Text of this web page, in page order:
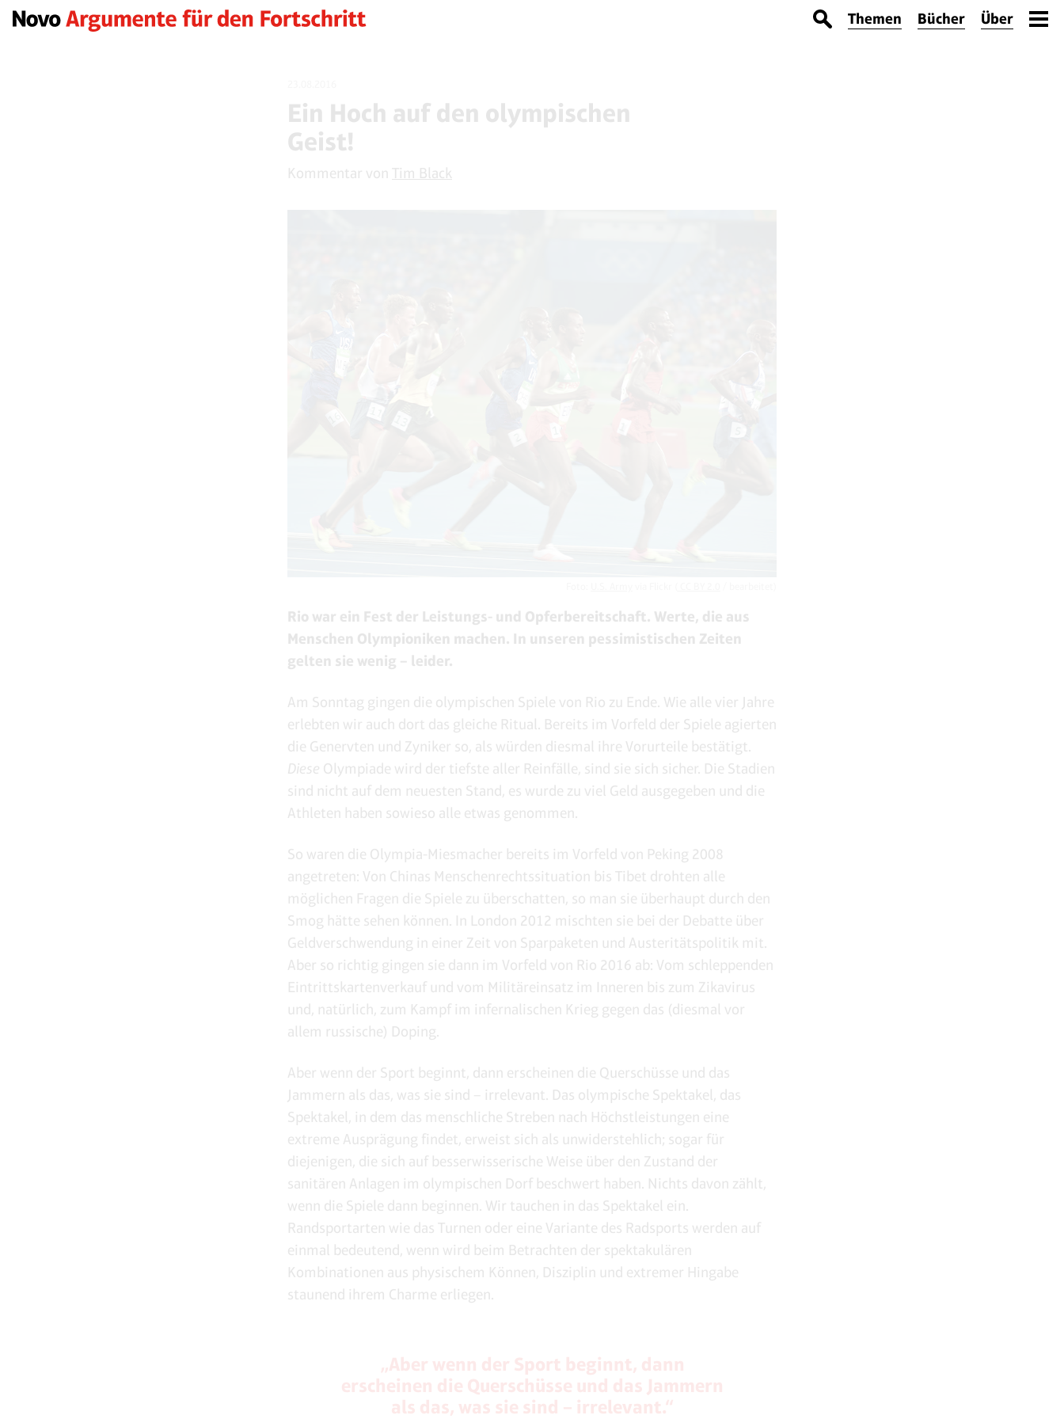
Themen Bücher Über
Ein Hoch auf den olympischen
Geist!
Kommentar von Tim Black
Rio war ein Fest der Leistungs- und Opferbereitschaft. Werte, die aus
Menschen Olympioniken machen. In unseren pessimistischen Zeiten
gelten sie wenig – leider.
Am Sonntag gingen die olympischen Spiele von Rio zu Ende. Wie alle vier Jahre
erlebten wir auch dort das gleiche Ritual. Bereits im Vorfeld der Spiele agierten
die Genervten und Zyniker so, als würden diesmal ihre Vorurteile bestätigt.
Diese Olympiade wird der tiefste aller Reinfälle, sind sie sich sicher. Die Stadien
sind nicht auf dem neuesten Stand, es wurde zu viel Geld ausgegeben und die
Athleten haben sowieso alle etwas genommen.
So waren die Olympia-Miesmacher bereits im Vorfeld von Peking 2008
angetreten: Von Chinas Menschenrechtssituation bis Tibet drohten alle
möglichen Fragen die Spiele zu überschatten, so man sie überhaupt durch den
Smog hätte sehen können. In London 2012 mischten sie bei der Debatte über
Geldverschwendung in einer Zeit von Sparpaketen und Austeritätspolitik mit.
Aber so richtig gingen sie dann im Vorfeld von Rio 2016 ab: Vom schleppenden
Eintrittskartenverkauf und vom Militäreinsatz im Inneren bis zum Zikavirus
und, natürlich, zum Kampf im infernalischen Krieg gegen das (diesmal vor
allem russische) Doping.
Aber wenn der Sport beginnt, dann erscheinen die Querschüsse und das
Jammern als das, was sie sind – irrelevant. Das olympische Spektakel, das
Spektakel, in dem das menschliche Streben nach Höchstleistungen eine
extreme Ausprägung findet, erweist sich als unwiderstehlich; sogar für
diejenigen, die sich auf besserwisserische Weise über den Zustand der
sanitären Anlagen im olympischen Dorf beschwert haben. Nichts davon zählt,
wenn die Spiele dann beginnen. Wir tauchen in das Spektakel ein.
Randsportarten wie das Turnen oder eine Variante des Radsports werden auf
einmal bedeutend, wenn wird beim Betrachten der spektakulären
Kombinationen aus physischem Können, Disziplin und extremer Hingabe
staunend ihrem Charme erliegen.